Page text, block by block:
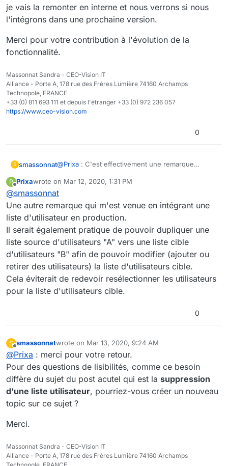
Je m'explique : dans cas d'une multitude de liste
utilisateurs, si les administrateurs changent ou sont
amenés à être modifiés "fréquemment", il faut aller dans
administrateurs... C'est fastidieux et long.
Alors que si on pouvait ajouter une liste d'utilisateurs
suffirait simplement de modifier les membres de la liste
d'utilisateurs ADMIN pour que celle-ci hérite des droits
sur la liste d'utilisateurs.
je vais la remonter en interne et nous verrons si nous
l'intégrons dans une prochaine version.
Merci pour votre contribution à l'évolution de la
fonctionnalité.
Massonnat Sandra - CEO-Vision IT
Alliance - Porte A, 178 rue des Frères Lumière 74160 Archamps
Technopole, FRANCE
+33 (0) 811 693 111 et depuis l'étranger +33 (0) 972 236 057
https://www.ceo-vision.com
0
S smassonnat@Prixa : C'est effectivement une remarque
nous verrons si nous l'intégrons dans une
prochaine version.
Merci pour votre contribution à l'évolution de la
fonctionnalité.
P Prixawrote on Mar 12, 2020, 1:31 PM
last edited by PrixaMar 12, 2020, 2:33 PM
@smassonnat
Une autre remarque qui m'est venue en intégrant une
liste d'utilisateur en production.
Il serait également pratique de pouvoir dupliquer une
liste source d'utilisateurs "A" vers une liste cible
d'utilisateurs "B" afin de pouvoir modifier (ajouter ou
retirer des utilisateurs) la liste d'utilisateurs cible.
Cela éviterait de redevoir resélectionner les utilisateurs
pour la liste d'utilisateurs cible.
0
S
Offline
smassonnatwrote on Mar 13, 2020, 9:24 AM
last edited by
@Prixa : merci pour votre retour.
Pour des questions de lisibilités, comme ce besoin
diffère du sujet du post acutel qui est la suppression
d'une liste utilisateur, pourriez-vous créer un nouveau
topic sur ce sujet ?
Merci.
Massonnat Sandra - CEO-Vision IT
Alliance - Porte A, 178 rue des Frères Lumière 74160 Archamps